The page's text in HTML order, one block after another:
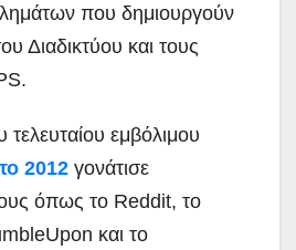
που δημιουργούν
Διαδικτύου και τους
εμβόλιμου
το 2012 γονάτισε
όπως το Reddit, το
και το